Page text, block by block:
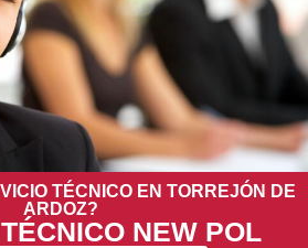
TÉCNICO EN TORREJÓN DE
ARDOZ?
NEW POL